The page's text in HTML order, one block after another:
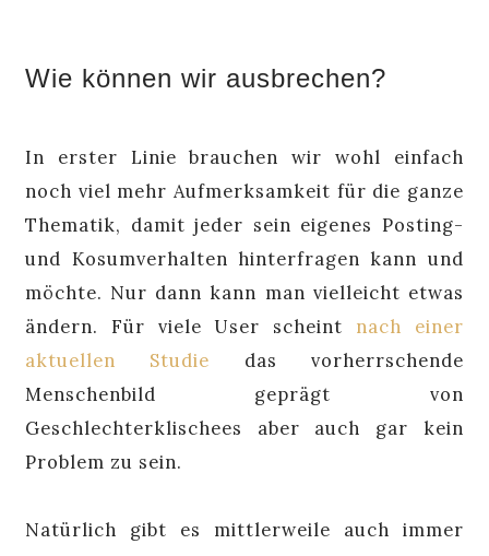
Wie können wir ausbrechen?
In erster Linie brauchen wir wohl einfach
noch viel mehr Aufmerksamkeit für die ganze
Thematik, damit jeder sein eigenes Posting-
und Kosumverhalten hinterfragen kann und
möchte. Nur dann kann man vielleicht etwas
ändern. Für viele User scheint nach einer
aktuellen Studie das vorherrschende
Menschenbild geprägt von
Geschlechterklischees aber auch gar kein
Problem zu sein.
Natürlich gibt es mittlerweile auch immer